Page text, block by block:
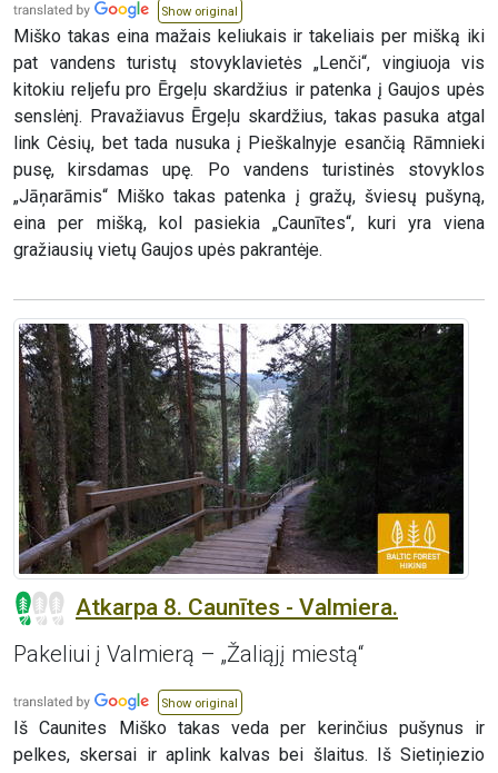
Show original
Miško takas eina mažais keliukais ir takeliais per mišką iki
pat vandens turistų stovyklavietės „Lenči“, vingiuoja vis
kitokiu reljefu pro Ērgeļu skardžius ir patenka į Gaujos upės
senslėnį. Pravažiavus Ērgeļu skardžius, takas pasuka atgal
link Cėsių, bet tada nusuka į Pieškalnyje esančią Rāmnieki
pusę, kirsdamas upę. Po vandens turistinės stovyklos
„Jāņarāmis“ Miško takas patenka į gražų, šviesų pušyną,
eina per mišką, kol pasiekia „Caunītes“, kuri yra viena
gražiausių vietų Gaujos upės pakrantėje.
Atkarpa 8. Caunītes - Valmiera.
Pakeliui į Valmierą – „Žaliąjį miestą“
Show original
Iš Caunites Miško takas veda per kerinčius pušynus ir
pelkes, skersai ir aplink kalvas bei šlaitus. Iš Sietiņiezio